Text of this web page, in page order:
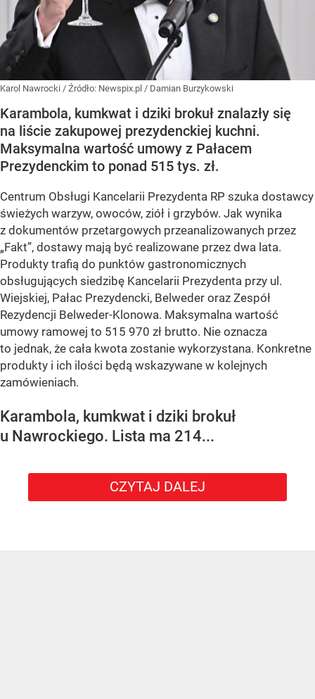
Karol Nawrocki / Źródło: Newspix.pl / Damian Burzykowski
Karambola, kumkwat i dziki brokuł znalazły się
na liście zakupowej prezydenckiej kuchni.
Maksymalna wartość umowy z Pałacem
Prezydenckim to ponad 515 tys. zł.
Centrum Obsługi Kancelarii Prezydenta RP szuka dostawcy
świeżych warzyw, owoców, ziół i grzybów. Jak wynika
z dokumentów przetargowych przeanalizowanych przez
„Fakt”, dostawy mają być realizowane przez dwa lata.
Produkty trafią do punktów gastronomicznych
obsługujących siedzibę Kancelarii Prezydenta przy ul.
Wiejskiej, Pałac Prezydencki, Belweder oraz Zespół
Rezydencji Belweder-Klonowa. Maksymalna wartość
umowy ramowej to 515 970 zł brutto. Nie oznacza
to jednak, że cała kwota zostanie wykorzystana. Konkretne
produkty i ich ilości będą wskazywane w kolejnych
zamówieniach.
Karambola, kumkwat i dziki brokuł
u Nawrockiego. Lista ma 214...
CZYTAJ DALEJ